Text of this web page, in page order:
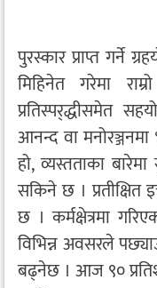
पुरस्कार प्राप्त गर्ने
मिहिनेत गरेमा
प्रतिस्पर्‌द्धीसमेत
आनन्द वा मनोरञ्जनमा
हो, व्यस्तताका
सकिने छ । प्रतीक्षित
छ । कर्मक्षेत्रमा
विभिन्न अवसरले
बढ्नेछ । आज ९०